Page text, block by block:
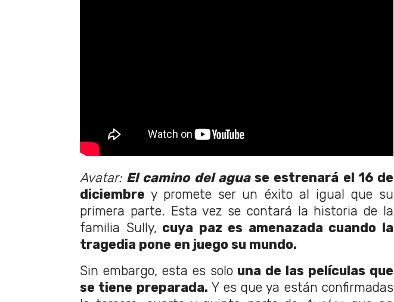
Avatar: El camino del aguase estrenará el 16 de
diciembre y promete ser un éxito al igual que su
primera parte. Esta vez se contará la historia de la
familia Sully, cuya paz es amenazada cuando la
tragedia pone en juego su mundo.
Sin embargo, esta es solo una de las películas que
se tiene preparada. Y es que ya están confirmadas